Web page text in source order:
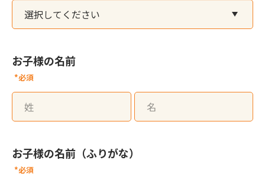
お子様の名前
*必須
お子様の名前（ふりがな）
*必須